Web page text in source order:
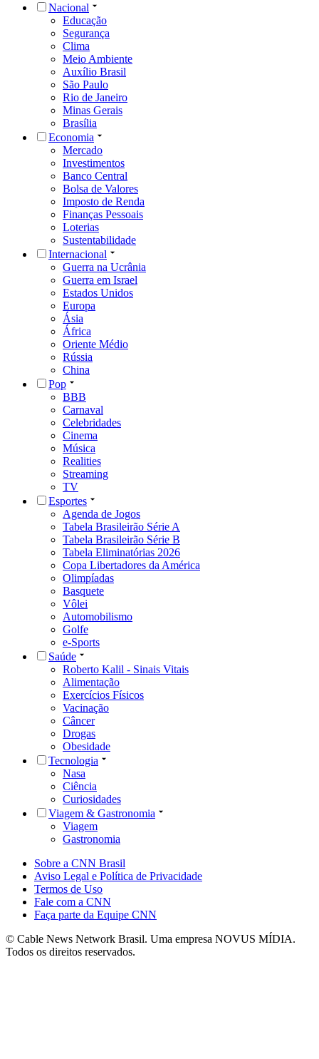
Nacional
Educação
Segurança
Clima
Meio Ambiente
Auxílio Brasil
São Paulo
Rio de Janeiro
Minas Gerais
Brasília
Economia
Mercado
Investimentos
Banco Central
Bolsa de Valores
Imposto de Renda
Finanças Pessoais
Loterias
Sustentabilidade
Internacional
Guerra na Ucrânia
Guerra em Israel
Estados Unidos
Europa
Ásia
África
Oriente Médio
Rússia
China
Pop
BBB
Carnaval
Celebridades
Cinema
Música
Realities
Streaming
TV
Esportes
Agenda de Jogos
Tabela Brasileirão Série A
Tabela Brasileirão Série B
Tabela Eliminatórias 2026
Copa Libertadores da América
Olimpíadas
Basquete
Vôlei
Automobilismo
Golfe
e-Sports
Saúde
Roberto Kalil - Sinais Vitais
Alimentação
Exercícios Físicos
Vacinação
Câncer
Drogas
Obesidade
Tecnologia
Nasa
Ciência
Curiosidades
Viagem & Gastronomia
Viagem
Gastronomia
Sobre a CNN Brasil
Aviso Legal e Política de Privacidade
Termos de Uso
Fale com a CNN
Faça parte da Equipe CNN
© Cable News Network Brasil. Uma empresa NOVUS MÍDIA.
Todos os direitos reservados.